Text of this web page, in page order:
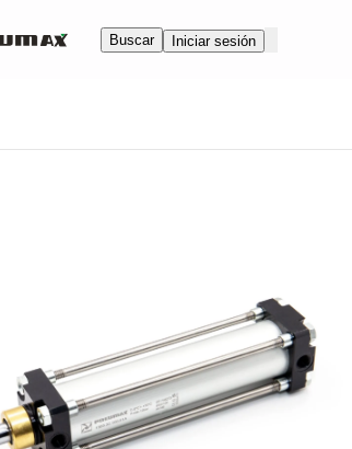
Buscar Iniciar sesión